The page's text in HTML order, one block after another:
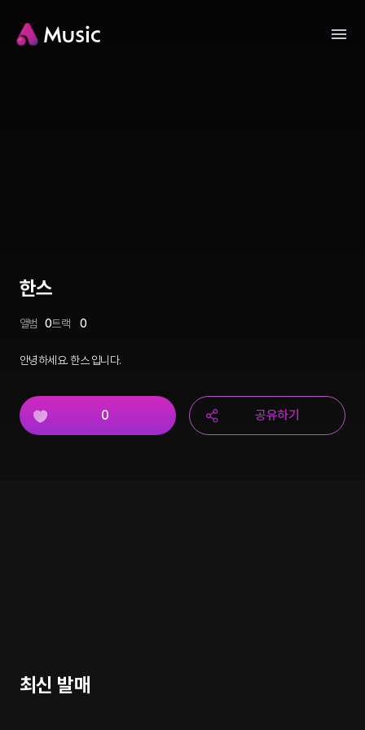
한스
앨범 0트랙 0
안녕하세요. 한스 입니다.
0 공유하기
최신 발매